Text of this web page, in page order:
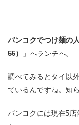
バンコクでつけ麺の
55）」 へランチへ。
調べてみるとタイ以
ているんですね。知
バンコクには現在5